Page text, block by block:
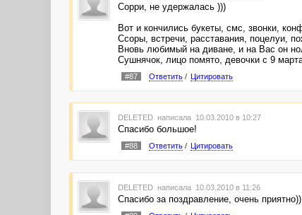
Сорри, не удержалась )))
Вот и кончились букеты, смс, звонки,
Ссоры, встречи, расставания, поцелуи,
Вновь любимый на диване, и на Вас он
Сушнячок, лицо помято, девочки с 9
#87 Ответить/ Цитировать
DELETED написала 10.03.2010 в 10:27
Спасибо большое!
#88 Ответить/ Цитировать
DELETED написала 10.03.2010 в 11:26
Спасибо за поздравление, очень приятно))